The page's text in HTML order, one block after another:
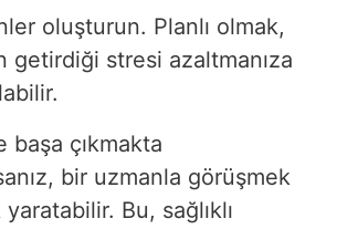
oluşturun. Planlı olmak,
getirdiği stresi azaltmanıza
başa çıkmakta
bir uzmanla görüşmek
Bu, sağlıklı